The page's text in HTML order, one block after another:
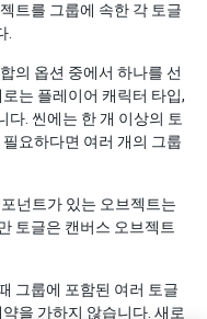
트를 그룹에 속한 각 토글
.
의 옵션 중에서 하나를 선
는 플레이어 캐릭터 타입,
다. 씬에는 한 개 이상의 토
요하다면 여러 개의 그룹
넌트가 있는 오브젝트는
토글은 캔버스 오브젝트
그룹에 포함된 여러 토글
을 가하지 않습니다. 새로